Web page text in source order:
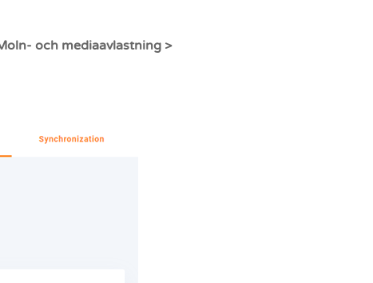
och mediaavlastning >